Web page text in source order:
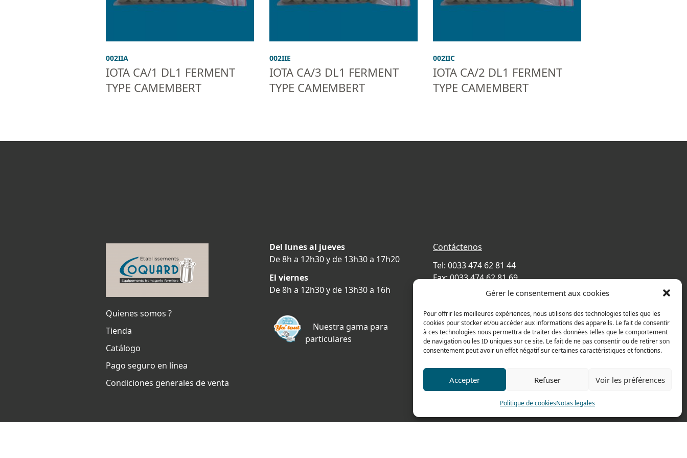
Gérer le consentement aux cookies
Pour offrir les meilleures expériences, nous utilisons des technologies telles que les
cookies pour stocker et/ou accéder aux informations des appareils. Le fait de consentir
à ces technologies nous permettra de traiter des données telles que le comportement
de navigation ou les ID uniques sur ce site. Le fait de ne pas consentir ou de retirer son
consentement peut avoir un effet négatif sur certaines caractéristiques et fonctions.
Accepter Refuser Voir les préférences
Politique de cookiesNotas legales
002IIA
IOTA CA/1 DL1 FERMENT
TYPE CAMEMBERT
002IIE
IOTA CA/3 DL1 FERMENT
TYPE CAMEMBERT
002IIC
IOTA CA/2 DL1 FERMENT
TYPE CAMEMBERT
Quienes somos ?
Tienda
Catálogo
Pago seguro en línea
Condiciones generales de venta
Del lunes al jueves
De 8h a 12h30 y de 13h30 a 17h20
El viernes
De 8h a 12h30 y de 13h30 a 16h
Nuestra gama para
particulares
Contáctenos
Tel: 0033 474 62 81 44
Fax: 0033 474 62 81 69
478 rue Alexandre Richetta
69400 Villefranche sur Saône
FRANCE
Plano de accesso